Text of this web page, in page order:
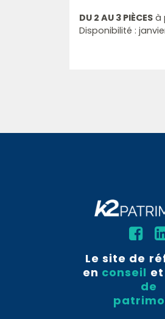
DU 2 AU 3 PIÈCES à
Disponibilité :
Le site de
en conseil et
de